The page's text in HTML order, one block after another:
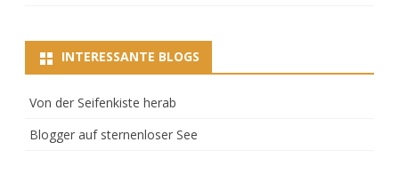
INTERESSANTE BLOGS
Von der Seifenkiste herab
Blogger auf sternenloser See